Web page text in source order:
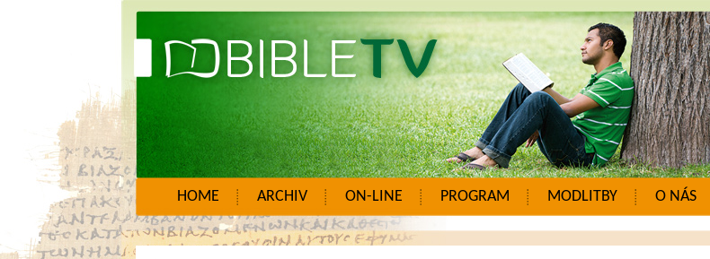
HOME ARCHIV ON-LINE PROGRAM MODLITBY O NÁS